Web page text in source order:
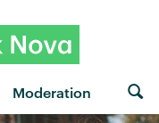
Moderation